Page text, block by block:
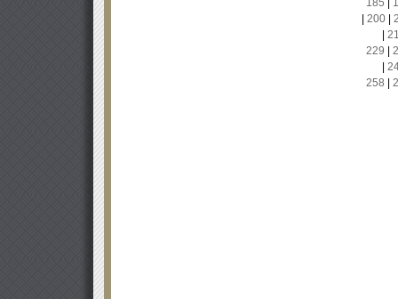
185
200|
229
258